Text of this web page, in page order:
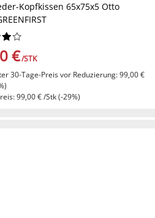
Kopfkissen 65x75x5 Otto



€/STK
30-Tage-Preis vor Reduzierung: 99,00 €
99,00 € /Stk (-29%)